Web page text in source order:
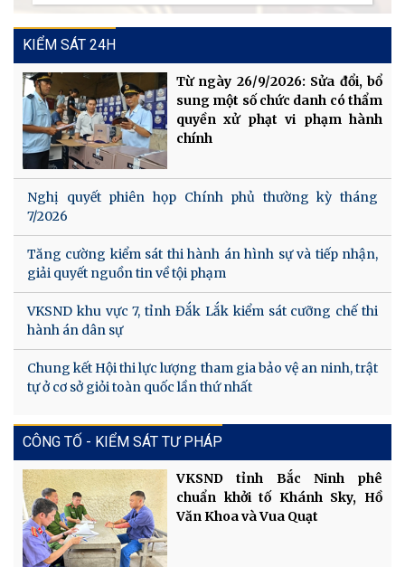
KIỂM SÁT 24H
Từ ngày 26/9/2026: Sửa đổi, bổ
sung một số chức danh có thẩm
quyền xử phạt vi phạm hành
chính
Nghị quyết phiên họp Chính phủ thường kỳ tháng
7/2026
Tăng cường kiểm sát thi hành án hình sự và tiếp nhận,
giải quyết nguồn tin về tội phạm
VKSND khu vực 7, tỉnh Đắk Lắk kiểm sát cưỡng chế thi
hành án dân sự
Chung kết Hội thi lực lượng tham gia bảo vệ an ninh, trật
tự ở cơ sở giỏi toàn quốc lần thứ nhất
CÔNG TỐ - KIỂM SÁT TƯ PHÁP
VKSND tỉnh Bắc Ninh phê
chuẩn khởi tố Khánh Sky, Hồ
Văn Khoa và Vua Quạt